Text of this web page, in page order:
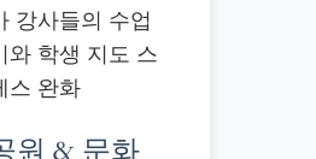
강사들의 수업
와 학생 지도 스
스 완화